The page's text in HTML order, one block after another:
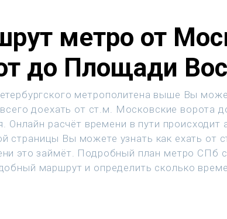
метро от
до Площади
метрополитена выше Вы
доехать от ст.м. Московские ворота
Онлайн расчёт времени в пути происходит
страницы Вы можете узнать как ехать от
это займёт. Подробный план метро СПб
маршрут и определить сколько